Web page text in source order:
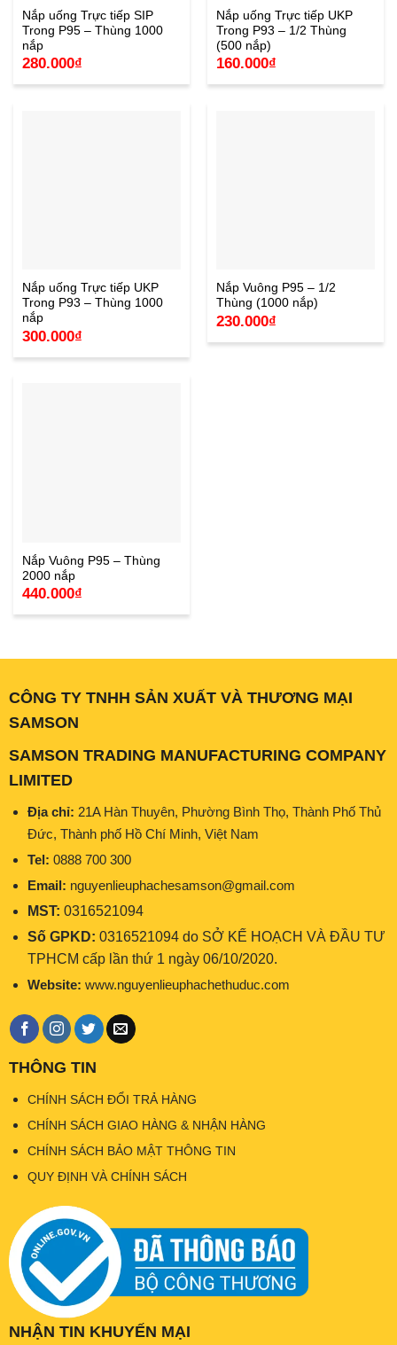
Nắp uống Trực tiếp SIP
Trong P95 – Thùng 1000
nắp
280.000₫
Nắp uống Trực tiếp UKP
Trong P93 – 1/2 Thùng
(500 nắp)
160.000₫
Nắp uống Trực tiếp UKP
Trong P93 – Thùng 1000
nắp
300.000₫
Nắp Vuông P95 – 1/2
Thùng (1000 nắp)
230.000₫
Nắp Vuông P95 – Thùng
2000 nắp
440.000₫
CÔNG TY TNHH SẢN XUẤT VÀ THƯƠNG MẠI
SAMSON
SAMSON TRADING MANUFACTURING COMPANY
LIMITED
Địa chỉ: 21A Hàn Thuyên, Phường Bình Thọ, Thành Phố Thủ
Đức, Thành phố Hồ Chí Minh, Việt Nam
Tel: 0888 700 300
Email: nguyenlieuphachesamson@gmail.com
MST: 0316521094
Số GPKD: 0316521094 do SỞ KẾ HOẠCH VÀ ĐẦU TƯ
TPHCM cấp lần thứ 1 ngày 06/10/2020.
Website: www.nguyenlieuphachethuduc.com
THÔNG TIN
CHÍNH SÁCH ĐỔI TRẢ HÀNG
CHÍNH SÁCH GIAO HÀNG & NHẬN HÀNG
CHÍNH SÁCH BẢO MẬT THÔNG TIN
QUY ĐỊNH VÀ CHÍNH SÁCH
NHẬN TIN KHUYẾN MẠI